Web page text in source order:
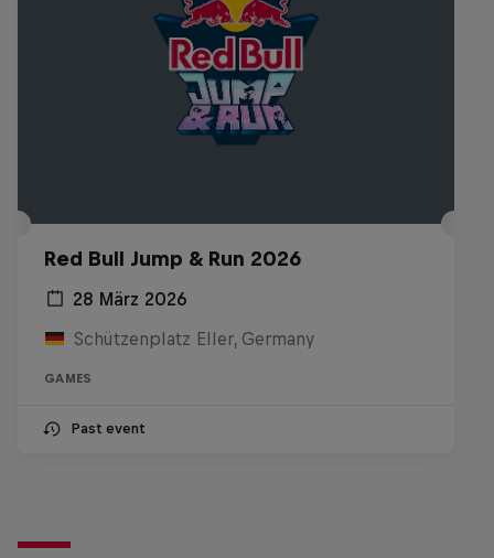
Red Bull Jump & Run 2026
28 März 2026
Schützenplatz Eller, Germany
GAMES
Past event